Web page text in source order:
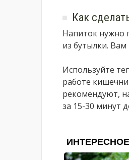
Как
Напиток нужно
из бутылки.
Используйте
работе
рекомендуют,
за 15-30 минут